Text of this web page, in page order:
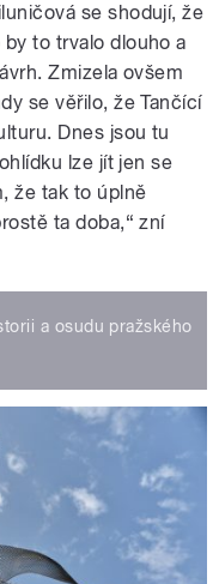
se shodují, že
to trvalo dlouho a
Zmizela ovšem
se věřilo, že Tančící
Dnes jsou tu
lze jít jen se
že tak to úplně
ta doba,“ zní
a osudu pražského